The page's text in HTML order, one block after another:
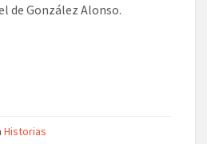
de González Alonso.
Historias